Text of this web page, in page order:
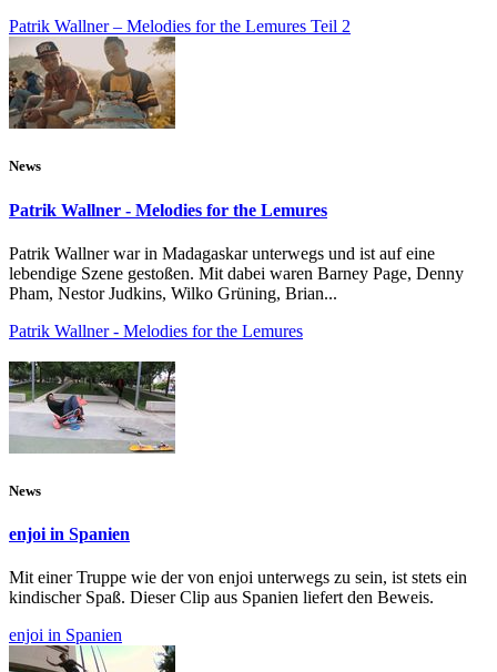
Patrik Wallner – Melodies for the Lemures Teil 2
News
Patrik Wallner - Melodies for the Lemures
Patrik Wallner war in Madagaskar unterwegs und ist auf eine
lebendige Szene gestoßen. Mit dabei waren Barney Page, Denny
Pham, Nestor Judkins, Wilko Grüning, Brian...
Patrik Wallner - Melodies for the Lemures
News
enjoi in Spanien
Mit einer Truppe wie der von enjoi unterwegs zu sein, ist stets ein
kindischer Spaß. Dieser Clip aus Spanien liefert den Beweis.
enjoi in Spanien